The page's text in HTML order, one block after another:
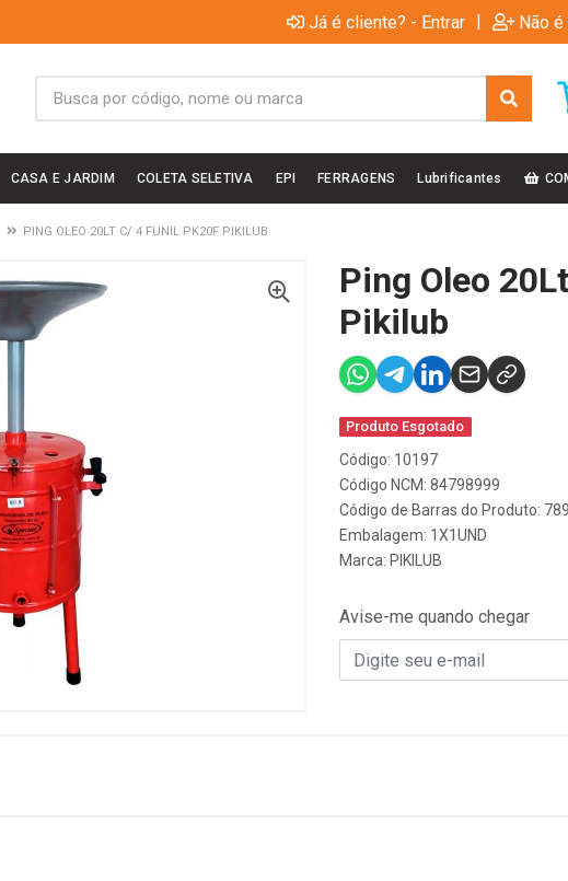
Já é cliente? - Entrar | Não
CASA E JARDIM COLETA SELETIVA EPI FERRAGENS Lubrificantes
PING OLEO 20LT C/ 4 FUNIL PK20F PIKILUB
Ping Oleo
Pikilub
Produto Esgotado
Código: 10197
Código NCM: 84798999
Código de Barras do Produto:
Embalagem: 1X1UND
Marca: PIKILUB
Avise-me quando chegar